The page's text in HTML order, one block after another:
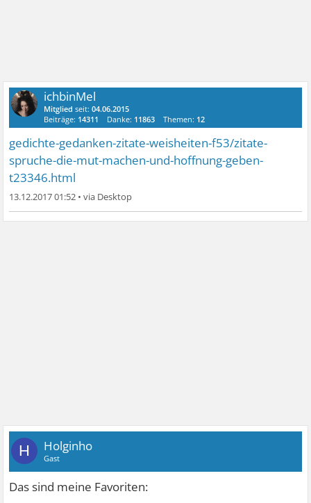
ichbinMel
Mitglied seit:04.06.2015
Beiträge: 14311 Danke: 11863 Themen: 12
gedichte-gedanken-zitate-weisheiten-f53/zitate-
spruche-die-mut-machen-und-hoffnung-geben-
t23346.html
13.12.2017 01:52 •
H Holginho
Gast
Das sind meine Favoriten: